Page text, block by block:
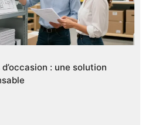
: une solution